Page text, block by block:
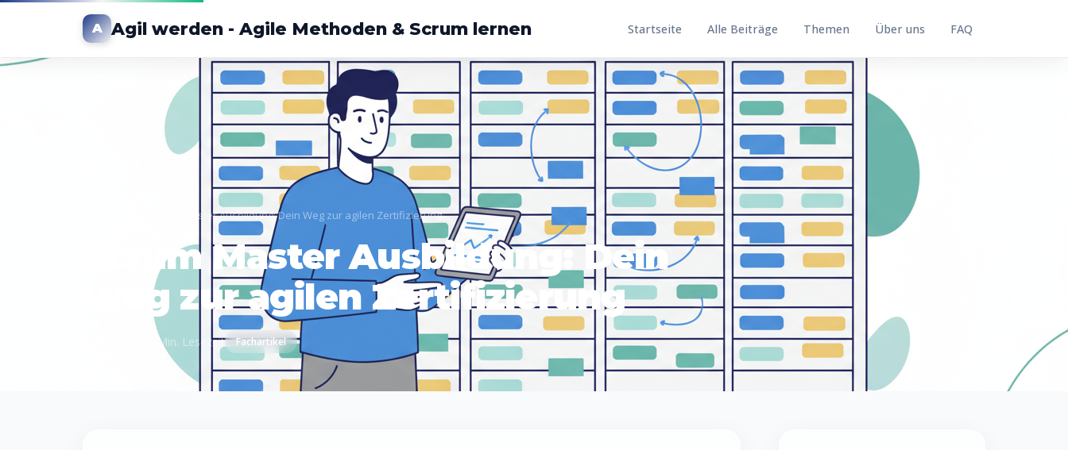
A Agil werden - Agile Methoden & Scrum lernen Startseite Alle Beiträge Themen Über uns FAQ
Scrum Master Ausbildung: Dein Weg zur agilen Zertifizierung
Scrum Master Ausbildung: Dein
Weg zur agilen Zertifizierung
12 Min. Lesezeit Fachartikel